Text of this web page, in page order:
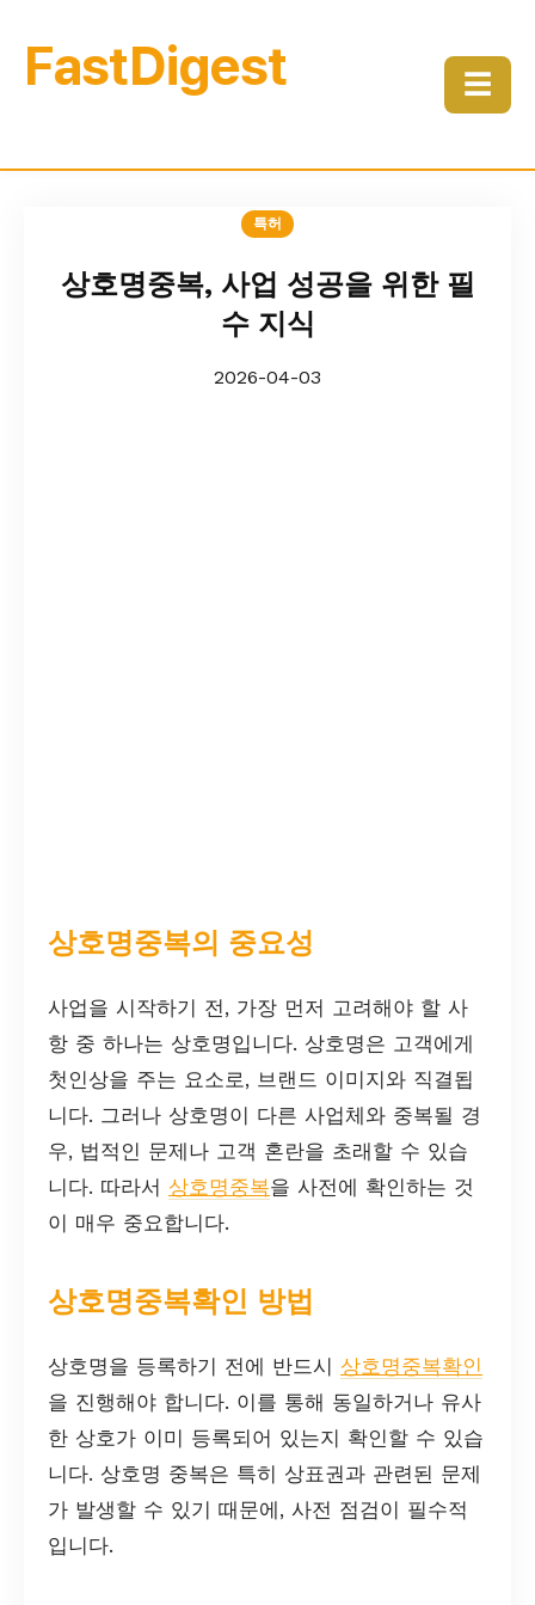
FastDigest ☰
특허
상호명중복, 사업 성공을 위한 필
수 지식
2026-04-03
상호명중복의 중요성
사업을 시작하기 전, 가장 먼저 고려해야 할 사
항 중 하나는 상호명입니다. 상호명은 고객에게
첫인상을 주는 요소로, 브랜드 이미지와 직결됩
니다. 그러나 상호명이 다른 사업체와 중복될 경
우, 법적인 문제나 고객 혼란을 초래할 수 있습
니다. 따라서 상호명중복을 사전에 확인하는 것
이 매우 중요합니다.
상호명중복확인 방법
상호명을 등록하기 전에 반드시 상호명중복확인
을 진행해야 합니다. 이를 통해 동일하거나 유사
한 상호가 이미 등록되어 있는지 확인할 수 있습
니다. 상호명 중복은 특히 상표권과 관련된 문제
가 발생할 수 있기 때문에, 사전 점검이 필수적
입니다.